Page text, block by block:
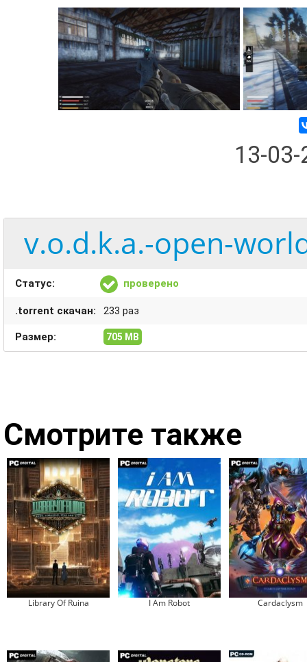
13-
v.o.d.k.a.-open-
Статус: проверено
.torrent скачан: 233 раз
Размер: 705 MB
Смотрите также
Library Of Ruina I Am Robot Cardaclysm